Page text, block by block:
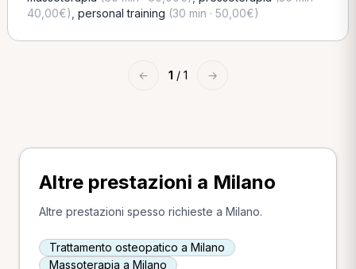
40,00€) personal training (30 min · 50,00€)
← 1 / 1 →
Altre prestazioni a Milano
Altre prestazioni spesso richieste a Milano.
Trattamento osteopatico a Milano
Massoterapia a Milano